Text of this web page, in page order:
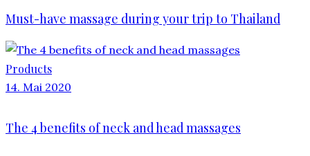
Must-have massage during your trip to Thailand
Products
14. Mai 2020
The 4 benefits of neck and head massages